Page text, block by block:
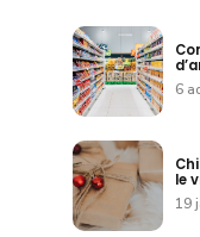
6
le
19